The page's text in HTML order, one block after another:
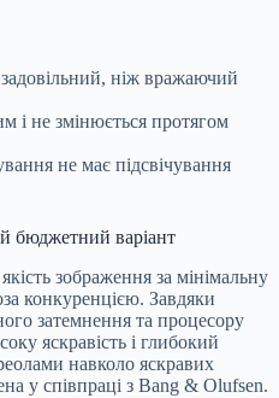
ніж вражаючий
і не змінюється протягом
не має підсвічування
варіант
зображення за мінімальну
конкуренцією. Завдяки
затемнення та процесору
яскравість і глибокий
навколо яскравих
у співпраці з Bang & Olufsen.